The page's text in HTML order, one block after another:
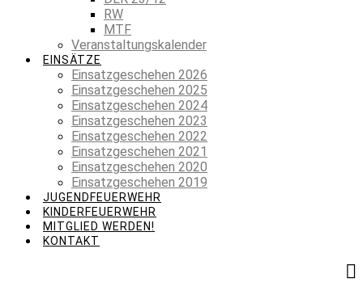
RW
MTF
Veranstaltungskalender
EINSÄTZE
Einsatzgeschehen 2026
Einsatzgeschehen 2025
Einsatzgeschehen 2024
Einsatzgeschehen 2023
Einsatzgeschehen 2022
Einsatzgeschehen 2021
Einsatzgeschehen 2020
Einsatzgeschehen 2019
JUGENDFEUERWEHR
KINDERFEUERWEHR
MITGLIED WERDEN!
KONTAKT